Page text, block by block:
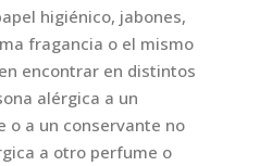
higiénico, jabones,
fragancia o el mismo
encontrar en distintos
alérgica a un
o a un conservante no
a otro perfume o